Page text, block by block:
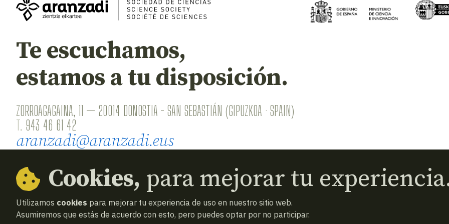
Te escuchamos,
estamos a tu disposición.
ZORROAGAGAINA, 11 — 20014 DONOSTIA - SAN SEBASTIÁN (GIPUZKOA · SPAIN)
T. 943 46 61 42
aranzadi@aranzadi.eus
Cookies, para mejorar tu
Utilizamos cookies para mejorar tu experiencia de uso en nuestro sitio web.
Asumiremos que estás de acuerdo con esto, pero puedes optar por no participar.